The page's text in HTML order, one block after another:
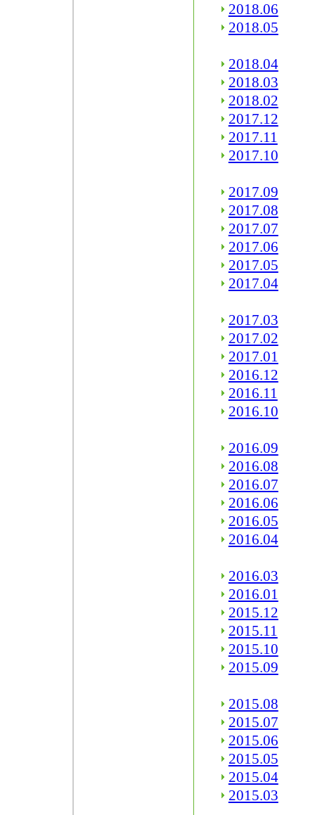
2018.06
2018.05
2018.04
2018.03
2018.02
2017.12
2017.11
2017.10
2017.09
2017.08
2017.07
2017.06
2017.05
2017.04
2017.03
2017.02
2017.01
2016.12
2016.11
2016.10
2016.09
2016.08
2016.07
2016.06
2016.05
2016.04
2016.03
2016.01
2015.12
2015.11
2015.10
2015.09
2015.08
2015.07
2015.06
2015.05
2015.04
2015.03